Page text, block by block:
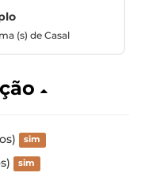
(s) de Casal
sim
sim